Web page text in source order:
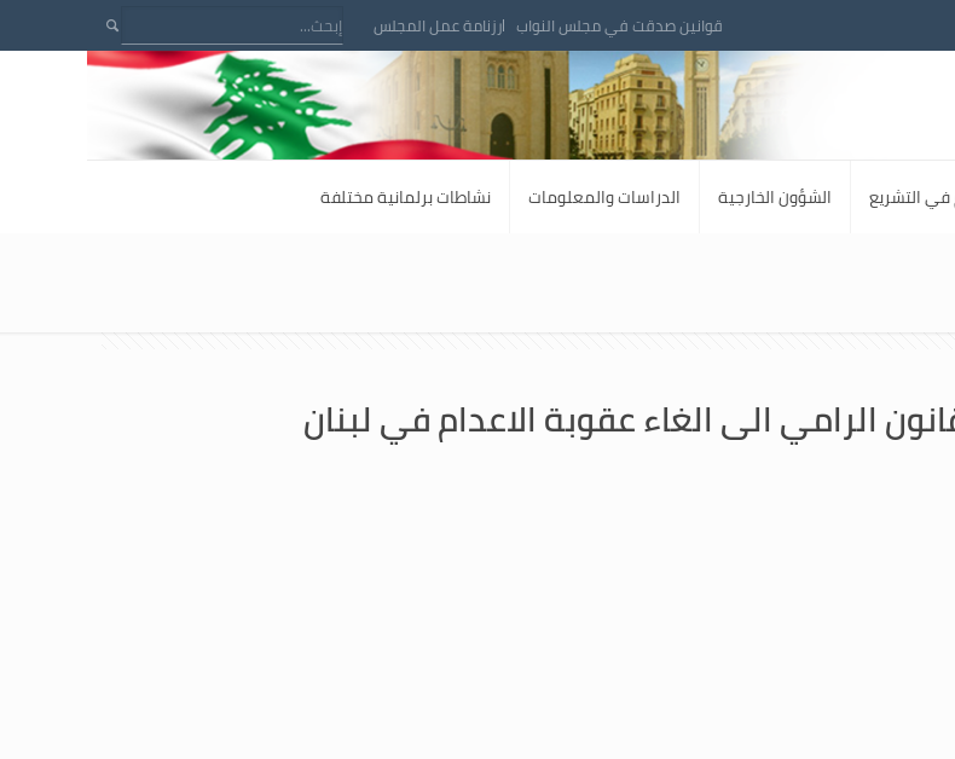
قوانين صدقت في مجلس النواب رزنامة عمل المجلس
التشريع الشؤون الخارجية الدراسات والمعلومات نشاطات برلمانية مختلفة
الرامي الى الغاء عقوبة الاعدام في لبنان